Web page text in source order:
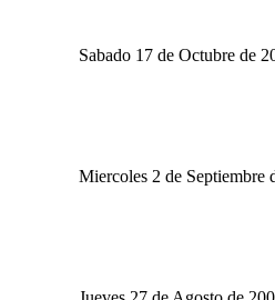
Sabado 17 de Octubre de
Miercoles 2 de Septiembre